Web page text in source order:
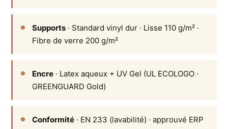
Supports · Standard vinyl dur · Lisse 110 g/m² ·
Fibre de verre 200 g/m²
Encre · Latex aqueux + UV Gel (UL ECOLOGO ·
GREENGUARD Gold)
Conformité · EN 233 (lavabilité) · approuvé ERP